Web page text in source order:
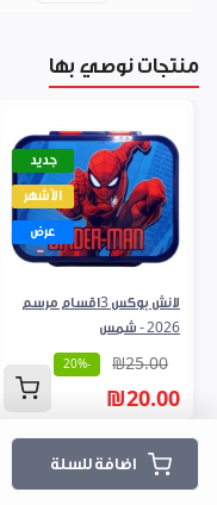
منتجات نوصي بها
جديد
الأشهر
عرض
لانش بوكس 3اقسام مرسم
2026 - شمس
₪25.00
-20%
₪20.00
اضافة للسلة
القائمة